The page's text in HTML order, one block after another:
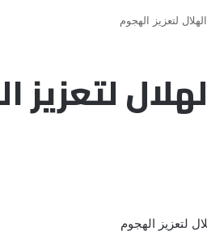
لتعزيز الهجوم
لتعزيز
لتعزيز الهجوم